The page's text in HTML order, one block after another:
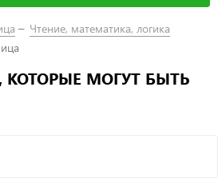
Чтение, математика, логика
КОТОРЫЕ МОГУТ БЫТЬ